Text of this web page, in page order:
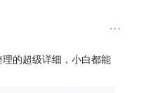
的超级详细，小白都能